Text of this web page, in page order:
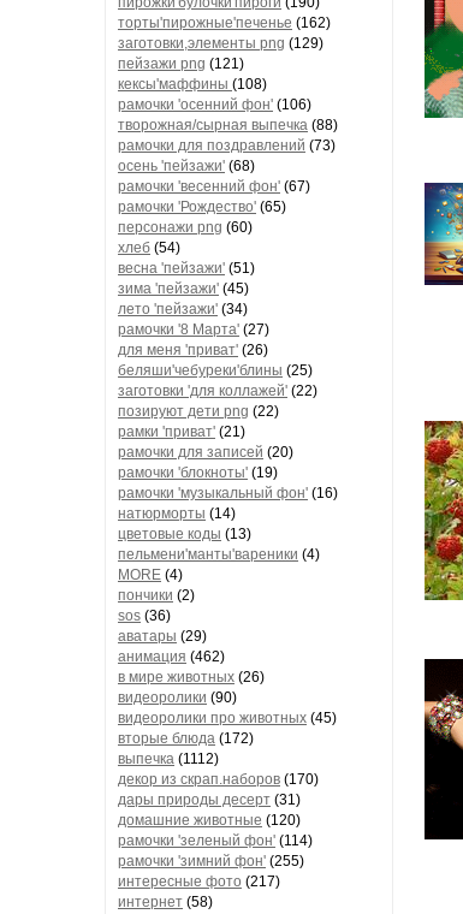
торты'пирожные'печенье (162)
заготовки,элементы png (129)
пейзажи png (121)
кексы'маффины (108)
рамочки 'осенний фон' (106)
творожная/сырная выпечка (88)
рамочки для поздравлений (73)
осень 'пейзажи' (68)
рамочки 'весенний фон' (67)
рамочки 'Рождество' (65)
персонажи png (60)
хлеб (54)
весна 'пейзажи' (51)
зима 'пейзажи' (45)
лето 'пейзажи' (34)
рамочки '8 Марта' (27)
для меня 'приват' (26)
беляши'чебуреки'блины (25)
заготовки 'для коллажей' (22)
позируют дети png (22)
рамки 'приват' (21)
рамочки для записей (20)
рамочки 'блокноты' (19)
рамочки 'музыкальный фон' (16)
натюрморты (14)
цветовые коды (13)
пельмени'манты'вареники (4)
MORE (4)
пончики (2)
sos (36)
аватары (29)
анимация (462)
в мире животных (26)
видеоролики (90)
видеоролики про животных (45)
вторые блюда (172)
выпечка (1112)
декор из скрап.наборов (170)
дары природы десерт (31)
домашние животные (120)
рамочки 'зеленый фон' (114)
рамочки 'зимний фон' (255)
интересные фото (217)
интернет (58)